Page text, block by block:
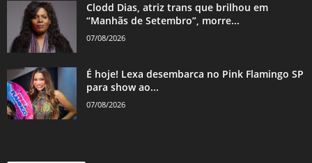
Clodd Dias, atriz trans que brilhou em
“Manhãs de Setembro”, morre...
07/08/2026
É hoje! Lexa desembarca no Pink Flamingo SP
para show ao...
07/08/2026